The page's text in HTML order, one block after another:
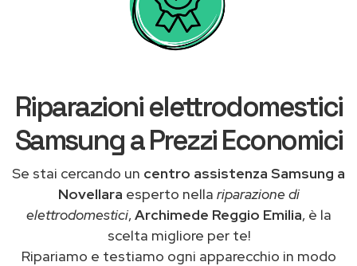
Riparazioni elettrodomestici
Samsung a Prezzi Economici
Se stai cercando un centro assistenza Samsung a
Novellara esperto nella riparazione di
elettrodomestici,Archimede Reggio Emilia, è la
scelta migliore per te!
Ripariamo e testiamo ogni apparecchio in modo